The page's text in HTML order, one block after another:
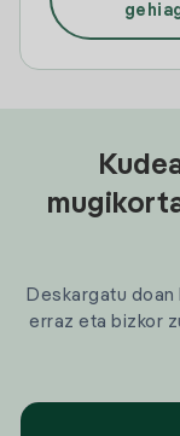
Deskargatu
erraz eta bizkor